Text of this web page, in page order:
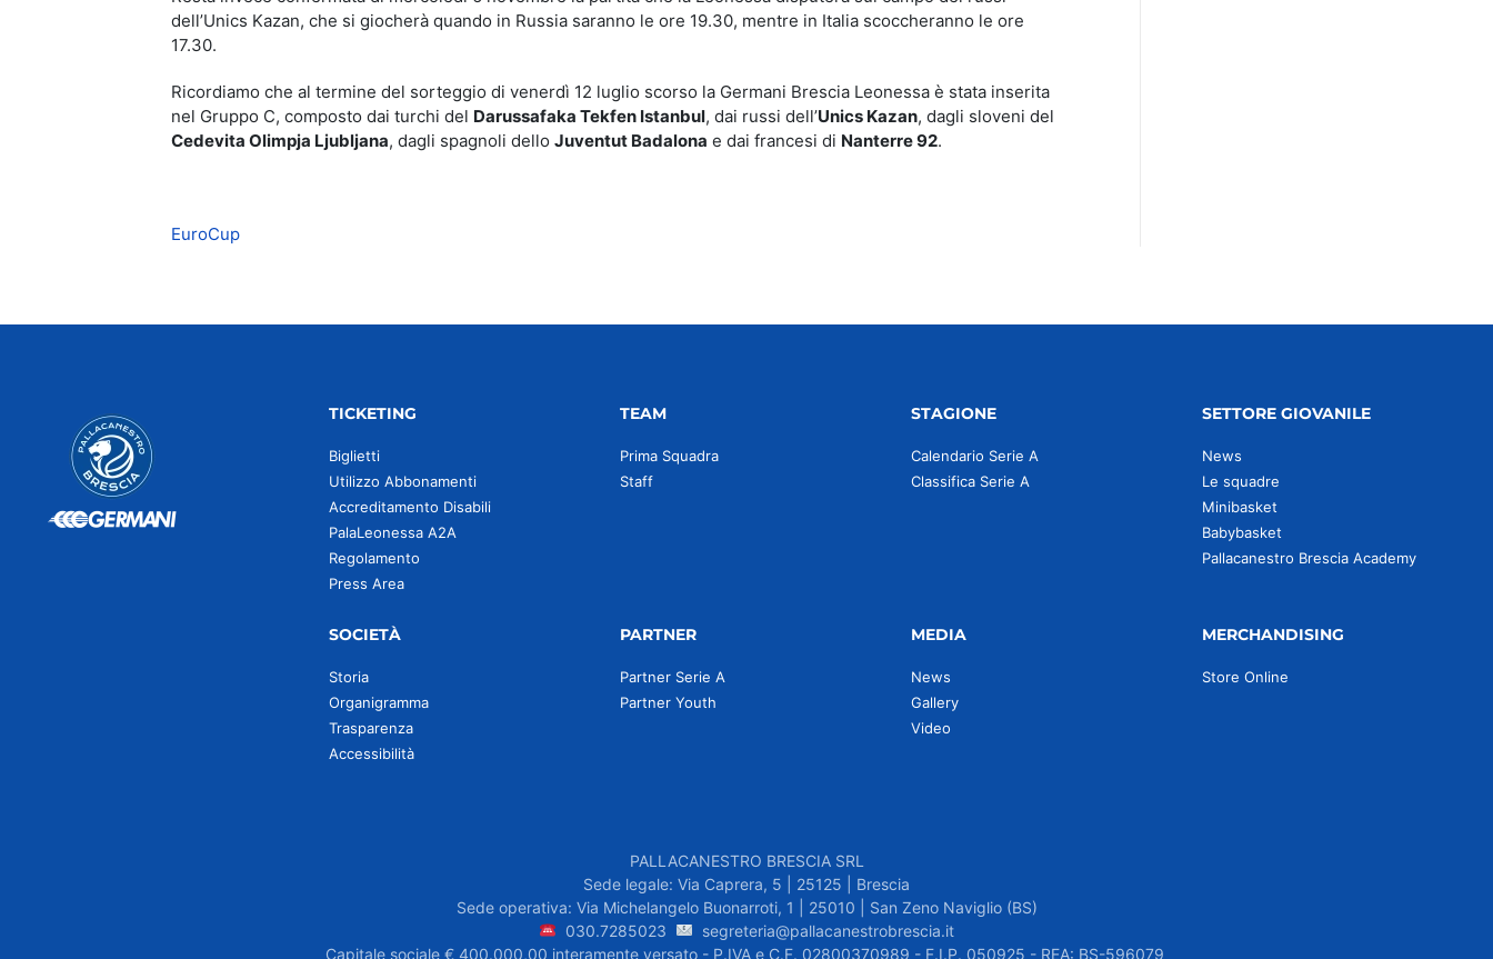
dell’Unics Kazan, che si giocherà quando in Russia saranno le ore 19.30, mentre in Italia scoccheranno le ore
17.30.
Ricordiamo che al termine del sorteggio di venerdì 12 luglio scorso la Germani Brescia Leonessa è stata inserita
nel Gruppo C, composto dai turchi del Darussafaka Tekfen Istanbul, dai russi dell’Unics Kazan, dagli sloveni del
Cedevita Olimpja Ljubljana, dagli spagnoli dello Juventut Badalona e dai francesi di Nanterre 92.
EuroCup
TICKETING
Biglietti
Utilizzo Abbonamenti
Accreditamento Disabili
PalaLeonessa A2A
Regolamento
Press Area
TEAM
Prima Squadra
Staff
STAGIONE
Calendario Serie A
Classifica Serie A
SETTORE GIOVANILE
News
Le squadre
Minibasket
Babybasket
Pallacanestro Brescia Academy
SOCIETÀ
Storia
Organigramma
Trasparenza
Accessibilità
PARTNER
Partner Serie A
Partner Youth
MEDIA
News
Gallery
Video
MERCHANDISING
Store Online
PALLACANESTRO BRESCIA SRL
Sede legale: Via Caprera, 5 | 25125 | Brescia
Sede operativa: Via Michelangelo Buonarroti, 1 | 25010 | San Zeno Naviglio (BS)
030.7285023
segreteria@pallacanestrobrescia.it
Capitale sociale € 400.000,00 interamente versato - P.IVA e C.F. 02800370989 - F.I.P. 050925 - REA: BS-596079